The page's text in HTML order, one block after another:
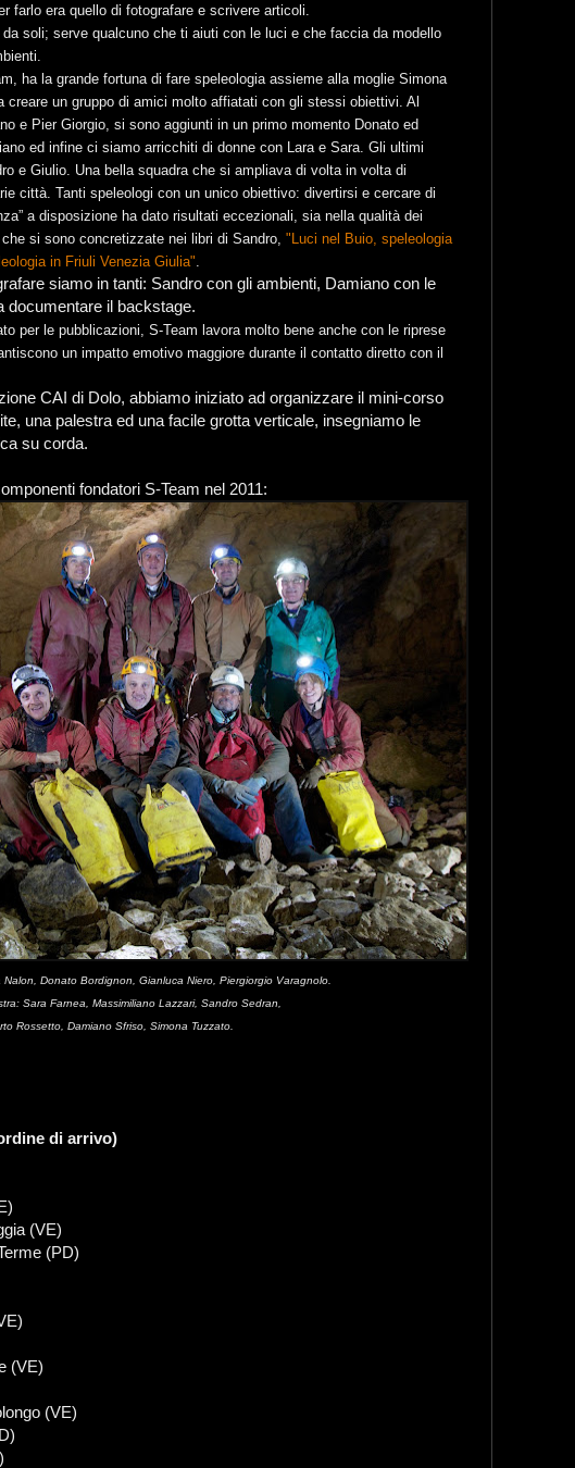
farlo era quello di fotografare e scrivere articoli.
soli; serve qualcuno che ti aiuti con le luci e che faccia da modello
ha la grande fortuna di fare speleologia assieme alla moglie Simona
un gruppo di amici molto affiatati con gli stessi obiettivi. Al
e Pier Giorgio, si sono aggiunti in un primo momento Donato ed
ed infine ci siamo arricchiti di donne con Lara e Sara. Gli ultimi
e Giulio. Una bella squadra che si ampliava di volta in volta di
città. Tanti speleologi con un unico obiettivo: divertirsi e cercare di
a disposizione ha dato risultati eccezionali, sia nella qualità dei
si sono concretizzate nei libri di Sandro, "Luci nel Buio, speleologia
in Friuli Venezia Giulia"
siamo in tanti: Sandro con gli ambienti, Damiano con le
documentare il backstage.
per le pubblicazioni, S-Team lavora molto bene anche con le riprese
un impatto emotivo maggiore durante il contatto diretto con il
CAI di Dolo, abbiamo iniziato ad organizzare il mini-corso
una palestra ed una facile grotta verticale, insegniamo le
su corda.
fondatori S-Team nel 2011:
Donato Bordignon, Gianluca Niero, Piergiorgio Varagnolo.
Sara Farnea, Massimiliano Lazzari, Sandro Sedran,
Rossetto, Damiano Sfriso, Simona Tuzzato.
di arrivo)
(VE)
(PD)
(VE)
(VE)